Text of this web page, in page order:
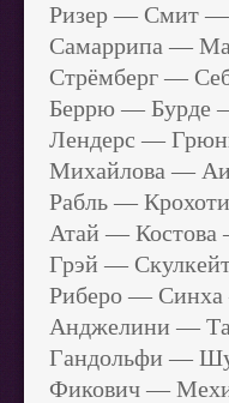
Ризер — Смит —
Самаррипа —
Стрёмберг —
Беррю — Бурде
Лендерс —
Михайлова —
Рабль —
Атай — Костова
Грэй —
Риберо — Синха
Анджелини —
Гандольфи —
Фикович —